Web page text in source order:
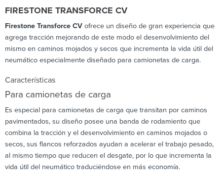
FIRESTONE TRANSFORCE CV
Firestone Transforce CV ofrece un diseño de gran experiencia que
agrega tracción mejorando de este modo el desenvolvimiento del
mismo en caminos mojados y secos que incrementa la vida útil del
neumático especialmente diseñado para camionetas de carga.
Características
Para camionetas de carga
Es especial para camionetas de carga que transitan por caminos
pavimentados, su diseño posee una banda de rodamiento que
combina la tracción y el desenvolvimiento en caminos mojados o
secos, sus flancos reforzados ayudan a acelerar el trabajo pesado,
al mismo tiempo que reducen el desgate, por lo que incrementa la
vida útil del neumático traduciéndose en más economía.